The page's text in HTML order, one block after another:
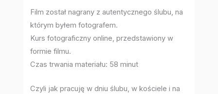
Film został nagrany z autentycznego ślubu, na
którym byłem fotografem.
Kurs fotograficzny online, przedstawiony w
formie filmu.
Czas trwania materiału: 58 minut
Czyli jak pracuję w dniu ślubu, w kościele i na